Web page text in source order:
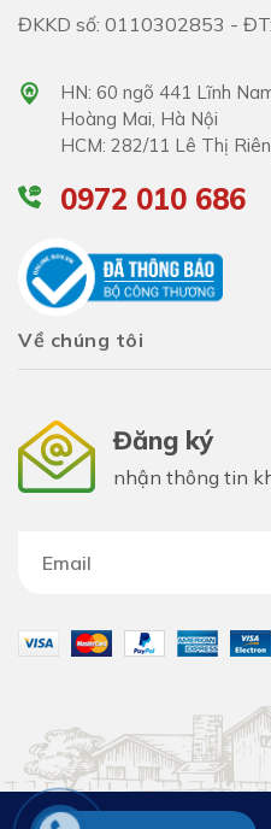
ĐKKD số: 0110302853 -
HN: 60 ngõ 441 Lĩnh
Hoàng Mai, Hà Nội
HCM: 282/11 Lê Thị
0972 010 686
Về chúng tôi
Đăng ký
nhận thông tin